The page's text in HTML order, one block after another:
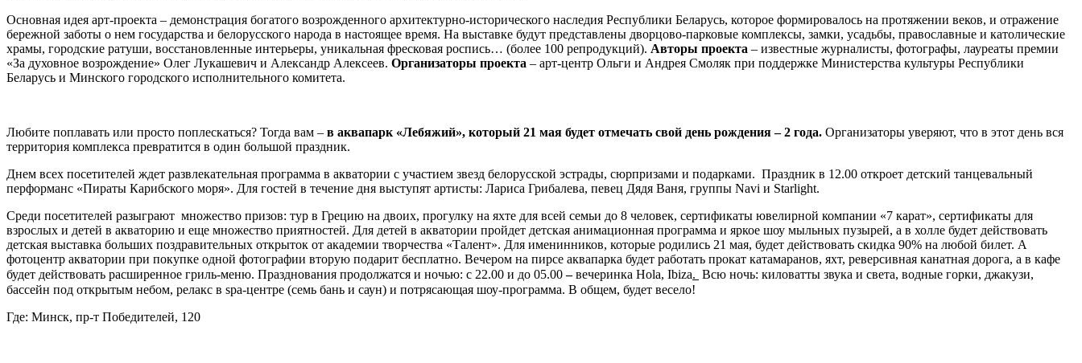
Основная идея арт-проекта – демонстрация богатого возрожденного архитектурно-исторического наследия Республики Беларусь, которое формировалось на протяжении веков, и отражение
бережной заботы о нем государства и белорусского народа в настоящее время. На выставке будут представлены дворцово-парковые комплексы, замки, усадьбы, православные и католические
храмы, городские ратуши, восстановленные интерьеры, уникальная фресковая роспись… (более 100 репродукций). Авторы проекта – известные журналисты, фотографы, лауреаты премии
«За духовное возрождение» Олег Лукашевич и Александр Алексеев. Организаторы проекта – арт-центр Ольги и Андрея Смоляк при поддержке Министерства культуры Республики
Беларусь и Минского городского исполнительного комитета.
Любите поплавать или просто поплескаться? Тогда вам – в аквапарк «Лебяжий», который 21 мая будет отмечать свой день рождения – 2 года. Организаторы уверяют, что в этот день вся
территория комплекса превратится в один большой праздник.
Днем всех посетителей ждет развлекательная программа в акватории с участием звезд белорусской эстрады, сюрпризами и подарками. Праздник в 12.00 откроет детский танцевальный
перформанс «Пираты Карибского моря». Для гостей в течение дня выступят артисты: Лариса Грибалева, певец Дядя Ваня, группы Navi и Starlight.
Среди посетителей разыграют множество призов: тур в Грецию на двоих, прогулку на яхте для всей семьи до 8 человек, сертификаты ювелирной компании «7 карат», сертификаты для
взрослых и детей в акваторию и еще множество приятностей. Для детей в акватории пройдет детская анимационная программа и яркое шоу мыльных пузырей, а в холле будет действовать
детская выставка больших поздравительных открыток от академии творчества «Талент». Для именинников, которые родились 21 мая, будет действовать скидка 90% на любой билет. А
фотоцентр акватории при покупке одной фотографии вторую подарит бесплатно. Вечером на пирсе аквапарка будет работать прокат катамаранов, яхт, реверсивная канатная дорога, а в кафе
будет действовать расширенное гриль-меню. Празднования продолжатся и ночью: с 22.00 и до 05.00–вечеринка Hola, Ibiza. Всю ночь: киловатты звука и света, водные горки, джакузи,
бассейн под открытым небом, релакс в spa-центре (семь бань и саун) и потрясающая шоу-программа. В общем, будет весело!
Где: Минск, пр-т Победителей, 120